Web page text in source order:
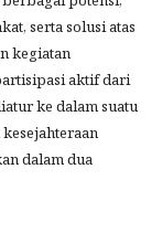
serta solusi atas
kegiatan
aktif dari
ke dalam suatu
dalam dua